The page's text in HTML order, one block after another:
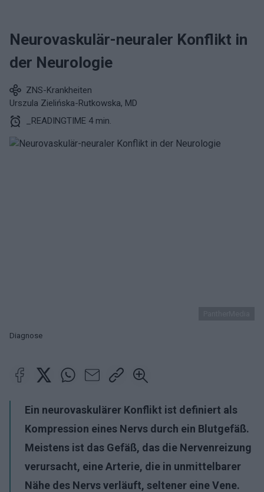
Neurovaskulär-neuraler Konflikt in
der Neurologie
ZNS-Krankheiten
Urszula Zielińska-Rutkowska, MD
_READINGTIME 4 min.
Diagnose
Ein neurovaskulärer Konflikt ist definiert als
Kompression eines Nervs durch ein Blutgefäß.
Meistens ist das Gefäß, das die Nervenreizung
verursacht, eine Arterie, die in unmittelbarer
Nähe des Nervs verläuft, seltener eine Vene.